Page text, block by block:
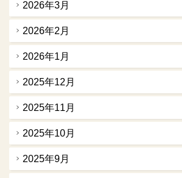
2026年3月
2026年2月
2026年1月
2025年12月
2025年11月
2025年10月
2025年9月